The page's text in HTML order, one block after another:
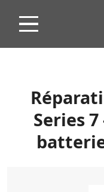
Series